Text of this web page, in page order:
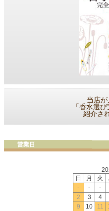
当店
「香水選
紹介さ
日
月 火
-
- -
2
3 4
9
10 11